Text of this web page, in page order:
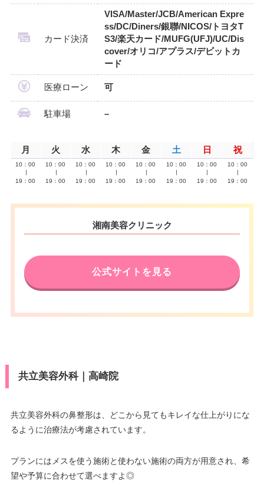
カード決済
VISA/Master/JCB/American Expre
ss/DC/Diners/銀聯/NICOS/トヨタT
S3/楽天カード/MUFG(UFJ)/UC/Dis
cover/オリコ/アプラス/デビットカ
ード
医療ローン 可
駐車場 –
月 火 水 木 金 土 日 祝
10：00
19：00
10：00
19：00
10：00
19：00
10：00
19：00
10：00
19：00
10：00
19：00
10：00
19：00
10：00
19：00
湘南美容クリニック
公式サイトを見る
共立美容外科｜高崎院
共立美容外科の鼻整形は、どこから見てもキレイな仕上がりにな
るように治療法が考慮されています。
プランにはメスを使う施術と使わない施術の両方が用意され、希
望や予算に合わせて選べますよ◎